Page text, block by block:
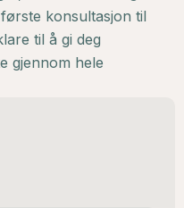
konsultasjon til
til å gi deg
gjennom hele